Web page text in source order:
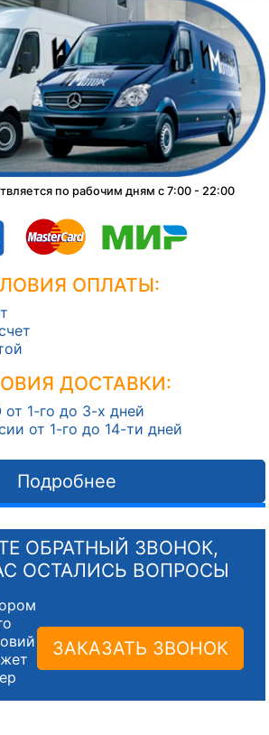
по рабочим дням с 7:00 - 22:00
ОПЛАТЫ:
ДОСТАВКИ:
1-го до 3-х дней
от 1-го до 14-ти дней
Подробнее
ОБРАТНЫЙ ЗВОНОК,
ОСТАЛИСЬ ВОПРОСЫ
ЗАКАЗАТЬ ЗВОНОК